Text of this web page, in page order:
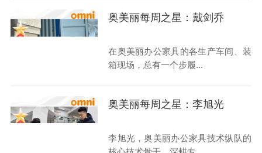
奥美丽每周之星：戴剑乔
在奥美丽办公家具的各生产车间、装
箱现场，总有一个步履...
奥美丽每周之星：李旭光
李旭光，奥美丽办公家具技术纵队的